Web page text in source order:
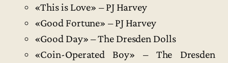
«This is Love» – PJ Harvey
«Good Fortune» – PJ Harvey
«Good Day» – The Dresden Dolls
«Coin-Operated Boy» – The Dresden